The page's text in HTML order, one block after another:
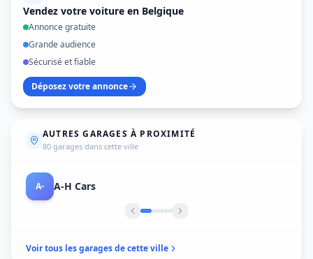
Vendez votre voiture en Belgique
Annonce gratuite
Grande audience
Sécurisé et fiable
Déposez votre annonce
AUTRES GARAGES À PROXIMITÉ
80 garages dans cette ville
AA Aankoop Wagens Voor Export Antwerpen
Voir tous les garages de cette ville